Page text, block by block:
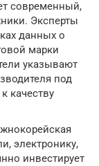
современный,
Эксперты
данных о
марки
указывают
под
качеству
электронику,
инвестирует